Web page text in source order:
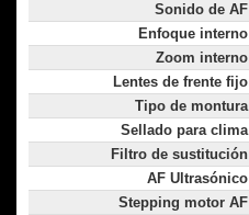
Sonido de AF
Enfoque interno
Zoom interno
Lentes de frente fijo
Tipo de montura
Sellado para clima
Filtro de sustitución
AF Ultrasónico
Stepping motor AF